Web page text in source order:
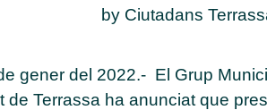
by Ciutadans
gener del 2022.- El Grup
de Terrassa ha anunciat que